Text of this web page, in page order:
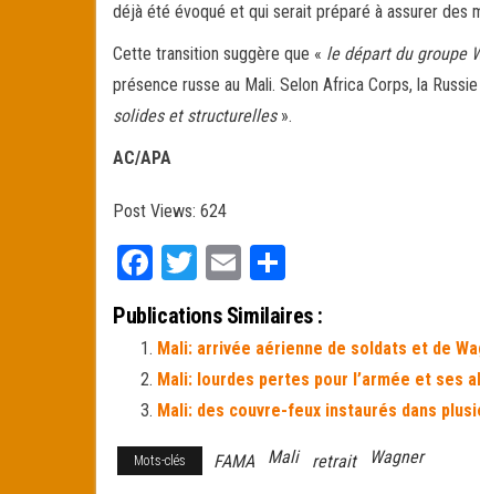
déjà été évoqué et qui serait préparé à assurer des
Cette transition suggère que « le départ du groupe
présence russe au Mali. Selon Africa Corps, la
solides et structurelles».
AC/APA
Post Views: 624
Fa
ce
bo
ok
T
tt
er
E
m
ail ag
er
Publications Similaires :
Mali: arrivée aérienne de soldats et de
Mali: lourdes pertes pour l’armée et ses
Mali: des couvre-feux instaurés dans
Mots-clés FAMA Mali retrait Wagner